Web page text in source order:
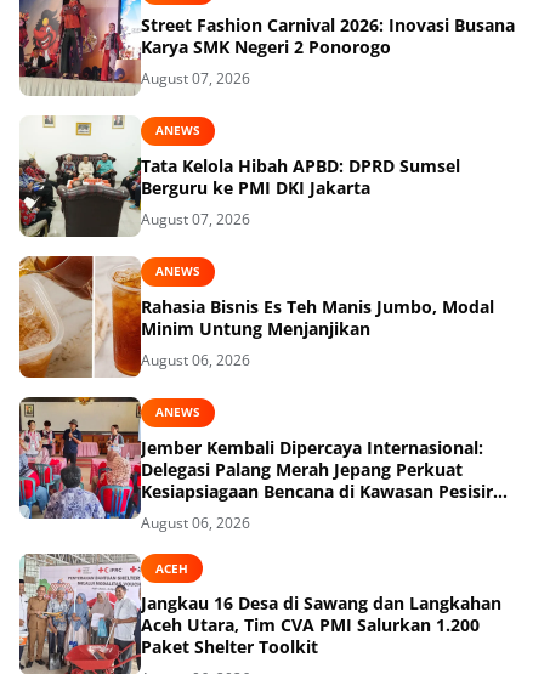
Street Fashion Carnival 2026: Inovasi Busana
Karya SMK Negeri 2 Ponorogo
August 07, 2026
ANEWS
Tata Kelola Hibah APBD: DPRD Sumsel
Berguru ke PMI DKI Jakarta
August 07, 2026
ANEWS
Rahasia Bisnis Es Teh Manis Jumbo, Modal
Minim Untung Menjanjikan
August 06, 2026
ANEWS
Jember Kembali Dipercaya Internasional:
Delegasi Palang Merah Jepang Perkuat
Kesiapsiagaan Bencana di Kawasan Pesisir
dan Sekolah
August 06, 2026
ACEH
Jangkau 16 Desa di Sawang dan Langkahan
Aceh Utara, Tim CVA PMI Salurkan 1.200
Paket Shelter Toolkit